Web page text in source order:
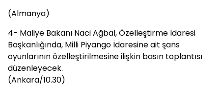
(Almanya)
4- Maliye Bakanı Naci Ağbal, Özelleştirme İdaresi
Başkanlığında, Milli Piyango İdaresine ait şans
oyunlarının özelleştirilmesine ilişkin basın toplantısı
düzenleyecek.
(Ankara/10.30)